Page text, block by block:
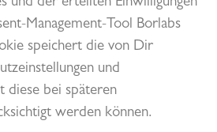
Management-Tool Borlabs
speichert die von Dir
und
diese bei späteren
werden können.